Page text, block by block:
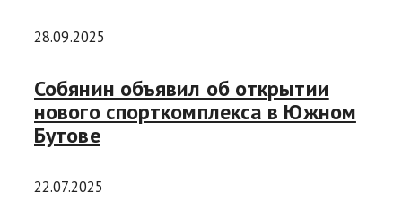
28.09.2025
Собянин объявил об открытии
нового спорткомплекса в Южном
Бутове
22.07.2025